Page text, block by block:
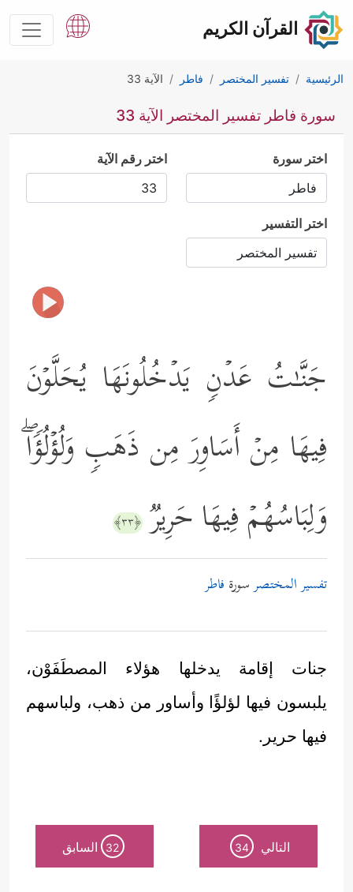
القرآن الكريم
الرئيسية تفسير المختصر فاطر الآية 33
سورة فاطر تفسير المختصر الآية 33
اختر سورة اختر رقم الآية
اختر التفسير
جَنَّـٰتُ عَدۡنࣲ یَدۡخُلُونَهَا یُحَلَّوۡنَ
فِیهَا مِنۡ أَسَاوِرَ مِن ذَهَبࣲ وَلُؤۡلُؤࣰاۖ
وَلِبَاسُهُمۡ فِیهَا حَرِیرࣱ ﴿٣٣﴾
تفسير المختصرسورة فاطر
جنات إقامة يدخلها هؤلاء المصطَفَوْن،
يلبسون فيها لؤلؤًا وأساور من ذهب، ولباسهم
فيها حرير.
التالي 34
32 السابق